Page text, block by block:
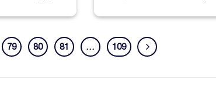
79 80 81 … 109